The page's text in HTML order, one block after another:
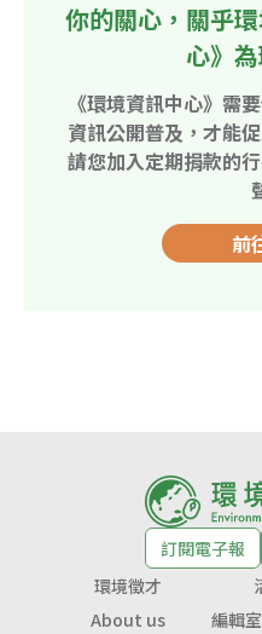
你的關心，關乎
心》
《環境資訊中心》需
資訊公開普及，才能
請您加入定期捐款的
前
訂閱電子報
環境徵才
About us
編輯